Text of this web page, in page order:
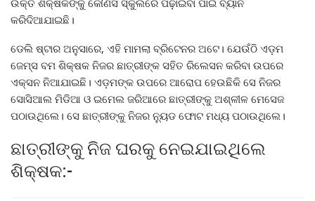
ଉକ୍ତ ଶିକ୍ଷକଙ୍କୁ କୌଣସି ସ୍କୁଲରେ ପଢ଼ାଇବା ପାଇଁ ବ୍ୟାନ
କରିଦିଆଯାଇଛି।
ଡେଲି ଷ୍ଟାର ଅନୁସାରେ, ଏହି ମାମଲା ବ୍ରିଟେନର ଅଟେ। ଯେଉଁଠି ଏଡ଼ମ
ଜେମ୍ସ ବମ ଶିକ୍ଷକ ନିଜର ଛାତ୍ରୀଙ୍କ ସହିତ ରିଲେସନ କରିବା ଉପରେ
ଏକ୍ସନ ନିଆଯାଇଛି। ଏଡ଼ମଙ୍କ ଉପରେ ଆରୋପ ହେଉଛିକି ସେ ନିଜର
ସୋସିଆଲ ମିଡିଆ ଓ ଇମେଲ ଜରିଆରେ ଛାତ୍ରୀଙ୍କୁ ଅଶ୍ଳୀଳ ମେସେଜ
ପଠାଉଥିଲେ। ସେ ଛାତ୍ରୀଙ୍କୁ ନିଜର ନ୍ୟୁଡ ଫୋଟ ମଧ୍ୟ ପଠାଉଥିଲେ।
ଛାତ୍ରୀଙ୍କୁ ନିଜ ଘରକୁ ନେଇଯାଇଥିଲେ
ଶିକ୍ଷକ:-